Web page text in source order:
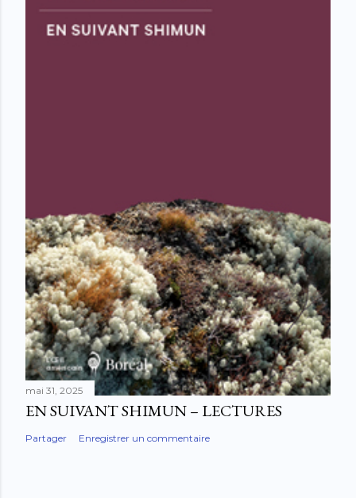
mai 31, 2025
EN SUIVANT SHIMUN – LECTURES
Partager Enregistrer un commentaire